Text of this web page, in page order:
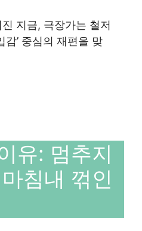
지금, 극장가는 철저
감’ 중심의 재편을 맞
유: 멈추지
침내 꺾인